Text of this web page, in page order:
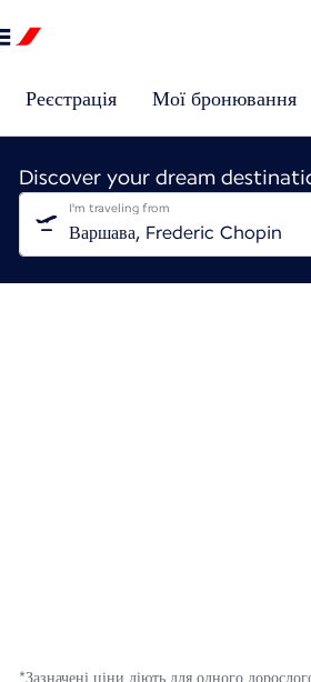
Реєстрація Мої бронювання
Discover your dream
I'm traveling from
*Зазначені ціни діють для одного